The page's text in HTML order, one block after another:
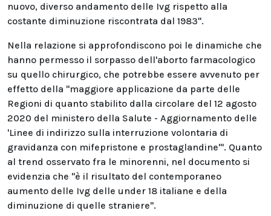
nuovo, diverso andamento delle Ivg rispetto alla
costante diminuzione riscontrata dal 1983".
Nella relazione si approfondiscono poi le dinamiche che
hanno permesso il sorpasso dell'aborto farmacologico
su quello chirurgico, che potrebbe essere avvenuto per
effetto della "maggiore applicazione da parte delle
Regioni di quanto stabilito dalla circolare del 12 agosto
2020 del ministero della Salute - Aggiornamento delle
'Linee di indirizzo sulla interruzione volontaria di
gravidanza con mifepristone e prostaglandine'". Quanto
al trend osservato fra le minorenni, nel documento si
evidenzia che "è il risultato del contemporaneo
aumento delle Ivg delle under 18 italiane e della
diminuzione di quelle straniere".